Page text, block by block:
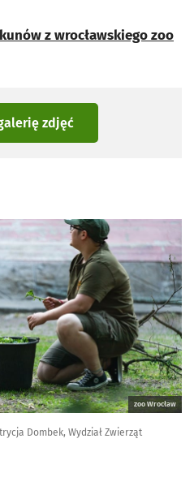
z wrocławskiego zoo
zdjęć
zoo Wrocław
Dombek, Wydział Zwierząt